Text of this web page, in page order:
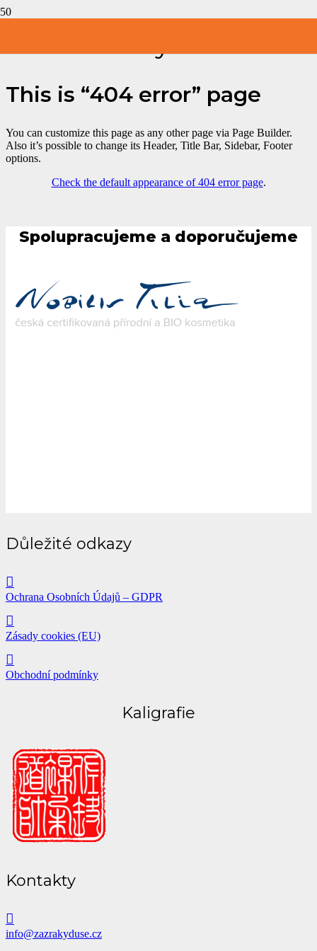
This is “404 error” page
You can customize this page as any other page via Page Builder.
Also it’s possible to change its Header, Title Bar, Sidebar, Footer
options.
Check the default appearance of 404 error page.
Spolupracujeme a doporučujeme
Důležité odkazy
Ochrana Osobních Údajů – GDPR
Zásady cookies (EU)
Obchodní podmínky
Kaligrafie
Kontakty
info@zazrakyduse.cz